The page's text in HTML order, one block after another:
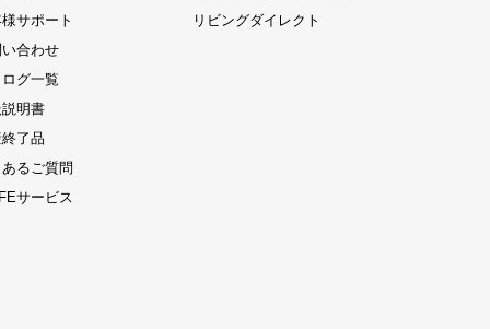
サポート
い合わせ
グ一覧
明書
了品
るご質問
サービス
リビングダイレクト